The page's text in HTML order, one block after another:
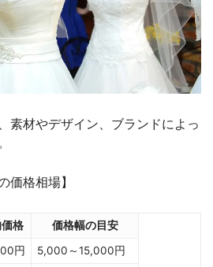
素材やデザイン、ブランドによっ
価格相場】
格
価格幅の目安
円
5,000～15,000円